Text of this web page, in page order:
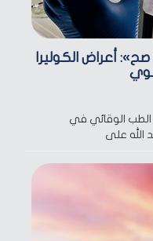
أعراض الكوليرا
الوقائي في
الله على